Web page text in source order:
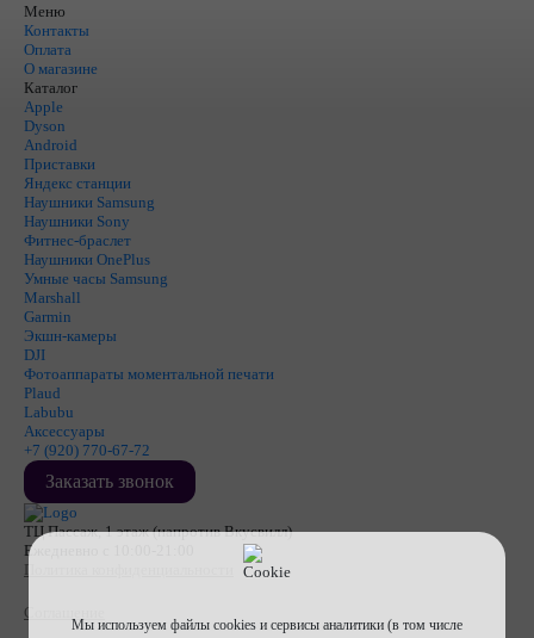
Меню
Контакты
Оплата
О магазине
Каталог
Apple
Dyson
Android
Приставки
Яндекс станции
Наушники Samsung
Наушники Sony
Фитнес-браслет
Наушники OnePlus
Умные часы Samsung
Marshall
Garmin
Экшн-камеры
DJI
Фотоаппараты моментальной печати
Plaud
Labubu
Аксессуары
+7 (920) 770-67-72
Заказать звонок
ТЦ Пассаж, 1 этаж (напротив Вкусвилл)
Ежедневно с 10:00-21:00
Политика конфиденциальности
Соглашение
Мы используем файлы cookies и сервисы аналитики (в том числе